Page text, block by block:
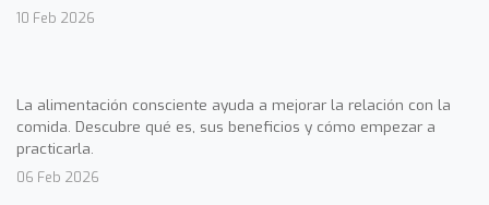
10 Feb 2026
La alimentación consciente ayuda a mejorar la relación con la
comida. Descubre qué es, sus beneficios y cómo empezar a
practicarla.
06 Feb 2026